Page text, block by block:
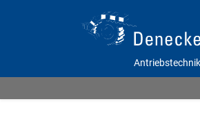
Antriebstechnik